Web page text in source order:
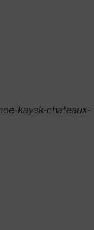
kayak-chateaux-